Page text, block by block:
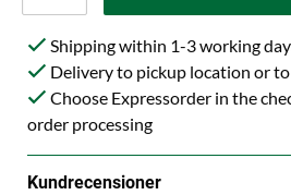
Shipping within 1-3 working
Delivery to pickup location or
Choose Expressorder in the
order processing
Kundrecensioner